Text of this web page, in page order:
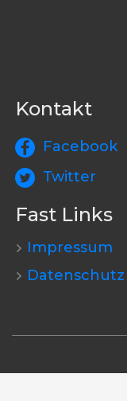
Kontakt
Facebook
Twitter
Fast Links
Impressum
Datenschutz